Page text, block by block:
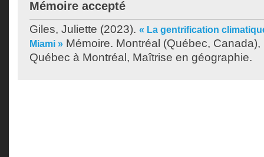
Mémoire accepté
Giles, Juliette (2023). « La gentrification
Miami » Mémoire. Montréal (Québec,
Québec à Montréal, Maîtrise en géographie.